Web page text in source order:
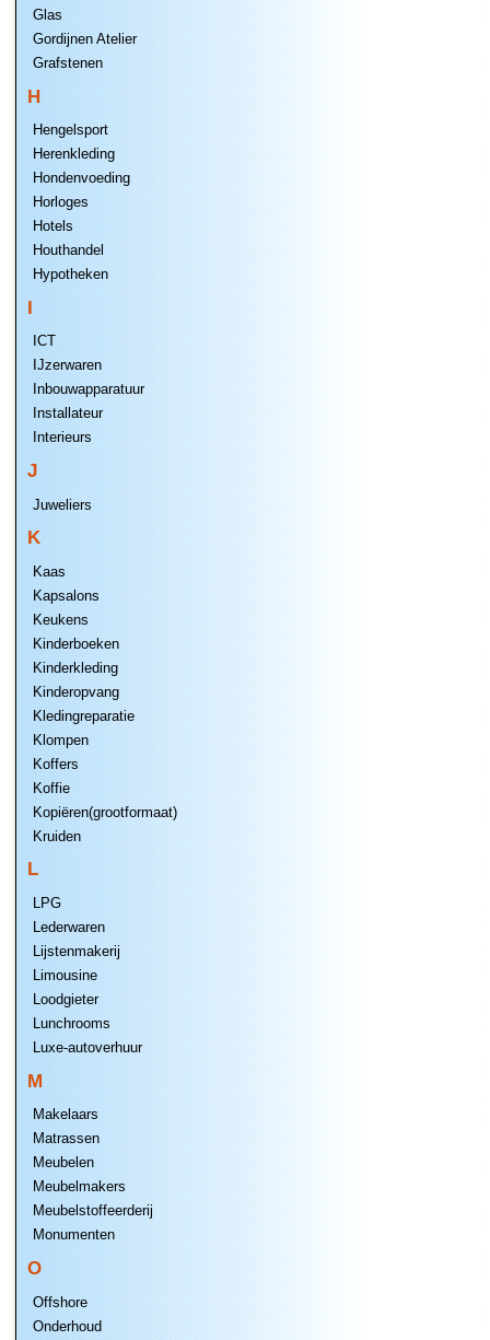
Glas
Gordijnen Atelier
Grafstenen
H
Hengelsport
Herenkleding
Hondenvoeding
Horloges
Hotels
Houthandel
Hypotheken
I
ICT
IJzerwaren
Inbouwapparatuur
Installateur
Interieurs
J
Juweliers
K
Kaas
Kapsalons
Keukens
Kinderboeken
Kinderkleding
Kinderopvang
Kledingreparatie
Klompen
Koffers
Koffie
Kopiëren(grootformaat)
Kruiden
L
LPG
Lederwaren
Lijstenmakerij
Limousine
Loodgieter
Lunchrooms
Luxe-autoverhuur
M
Makelaars
Matrassen
Meubelen
Meubelmakers
Meubelstoffeerderij
Monumenten
O
Offshore
Onderhoud